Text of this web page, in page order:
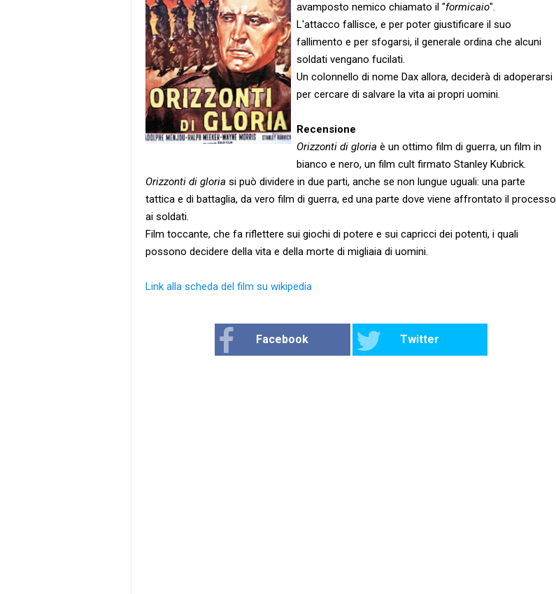
avamposto nemico chiamato il "formicaio".
L'attacco fallisce, e per poter giustificare il suo
fallimento e per sfogarsi, il generale ordina che alcuni
soldati vengano fucilati.
Un colonnello di nome Dax allora, deciderà di adoperarsi
per cercare di salvare la vita ai propri uomini.
Recensione
Orizzonti di gloria è un ottimo film di guerra, un film in
bianco e nero, un film cult firmato Stanley Kubrick.
Orizzonti di gloria si può dividere in due parti, anche se non lungue uguali: una parte
tattica e di battaglia, da vero film di guerra, ed una parte dove viene affrontato il processo
ai soldati.
Film toccante, che fa riflettere sui giochi di potere e sui capricci dei potenti, i quali
possono decidere della vita e della morte di migliaia di uomini.
Link alla scheda del film su wikipedia
Facebook Twitter